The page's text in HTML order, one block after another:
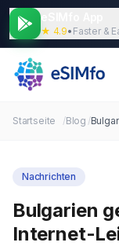
★ 4.9• Faster &
Startseite /Blog /
Nachrichten
Bulgarien
Internet-